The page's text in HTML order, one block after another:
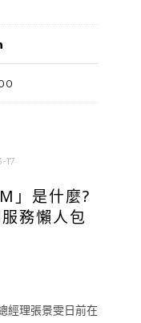
17
」是什麼?
務懶人包
經理張景雯日前在